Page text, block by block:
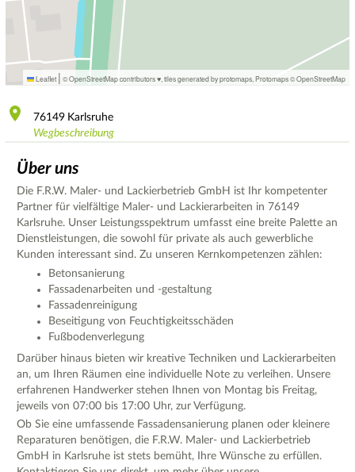
Leaflet | © OpenStreetMap contributors ♥, tiles generated by protomaps Protomaps©OpenStreetMap
76149 Karlsruhe
Wegbeschreibung
Über uns
Die F.R.W. Maler- und Lackierbetrieb GmbH ist Ihr kompetenter
Partner für vielfältige Maler- und Lackierarbeiten in 76149
Karlsruhe. Unser Leistungsspektrum umfasst eine breite Palette an
Dienstleistungen, die sowohl für private als auch gewerbliche
Kunden interessant sind. Zu unseren Kernkompetenzen zählen:
Betonsanierung
Fassadenarbeiten und -gestaltung
Fassadenreinigung
Beseitigung von Feuchtigkeitsschäden
Fußbodenverlegung
Darüber hinaus bieten wir kreative Techniken und Lackierarbeiten
an, um Ihren Räumen eine individuelle Note zu verleihen. Unsere
erfahrenen Handwerker stehen Ihnen von Montag bis Freitag,
jeweils von 07:00 bis 17:00 Uhr, zur Verfügung.
Ob Sie eine umfassende Fassadensanierung planen oder kleinere
Reparaturen benötigen, die F.R.W. Maler- und Lackierbetrieb
GmbH in Karlsruhe ist stets bemüht, Ihre Wünsche zu erfüllen.